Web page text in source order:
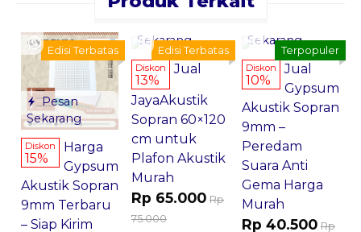
Pesan
Sekarang
Edisi Terbatas
Diskon
15%
Harga
Gypsum
Akustik Sopran
9mm Terbaru
– Siap Kirim
Sekarang
Edisi Terbatas
Diskon
13%
Jual
JayaAkustik
Sopran 60×120
cm untuk
Plafon Akustik
Murah
Rp 65.000 Rp
75.000
Sekarang
Terpopuler
Diskon
10%
Jual
Gypsum
Akustik Sopran
9mm –
Peredam
Suara Anti
Gema Harga
Murah
Rp 40.500 Rp